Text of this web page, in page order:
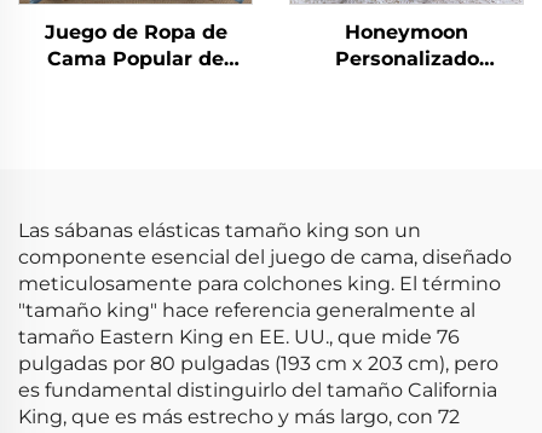
Juego de Ropa de
Cama Popular de
Honeymoon
Personalizado
Las sábanas elásticas tamaño king son un
componente esencial del juego de cama, diseñado
meticulosamente para colchones king. El término
"tamaño king" hace referencia generalmente al
tamaño Eastern King en EE. UU., que mide 76
pulgadas por 80 pulgadas (193 cm x 203 cm), pero
es fundamental distinguirlo del tamaño California
King, que es más estrecho y más largo, con 72